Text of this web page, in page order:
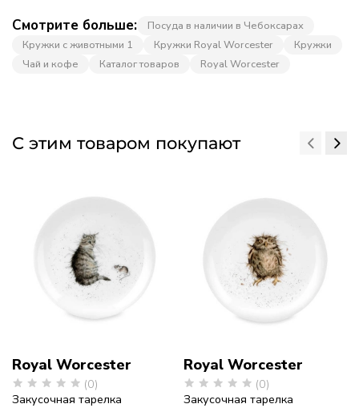
Смотрите больше:
Посуда в наличии в Чебоксарах
Кружки с животными 1
Кружки Royal Worcester
Кружки
Чай и кофе
Каталог товаров Royal Worcester
С этим товаром покупают
Royal Worcester
(0)
Закусочная тарелка
Royal Worcester
(0)
Закусочная тарелка